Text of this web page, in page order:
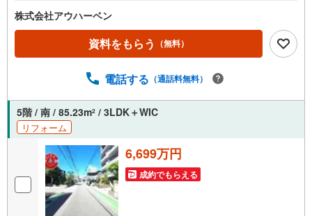
株式会社アウハーベン
資料をもらう （無料）
電話する （通話料無料）
5階 / 南 / 85.23m2 / 3LDK＋WIC
リフォーム
6,699万円
成約でもらえる